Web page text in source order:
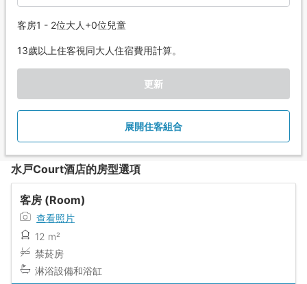
客房1 - 2位大人+0位兒童
13歲以上住客視同大人住宿費用計算。
更新
展開住客組合
水戸Court酒店的房型選項
客房 (Room)
查看照片
12 m²
禁菸房
淋浴設備和浴缸